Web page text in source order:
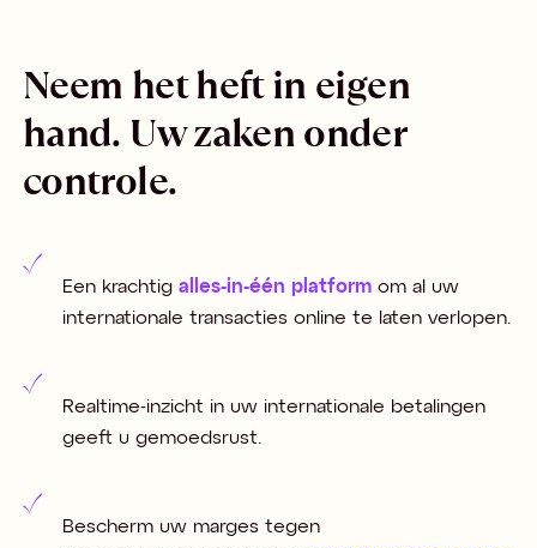
Neem het heft in eigen
hand. Uw zaken onder
controle.
Een krachtigalles-in-één platform om al uw
internationale transacties online te laten verlopen.
Realtime-inzicht in uw internationale betalingen
geeft u gemoedsrust.
Bescherm uw marges tegen